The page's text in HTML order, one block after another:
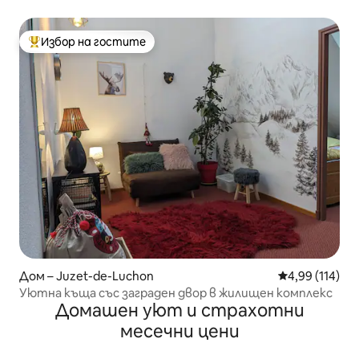
Най-популярен избор на гостите
Избор на гостите
Дом – Juzet-de-Luchon Средна
4,99 (114)
Уютна къща със заграден двор в жилищен комплекс
Домашен уют и страхотни
месечни цени